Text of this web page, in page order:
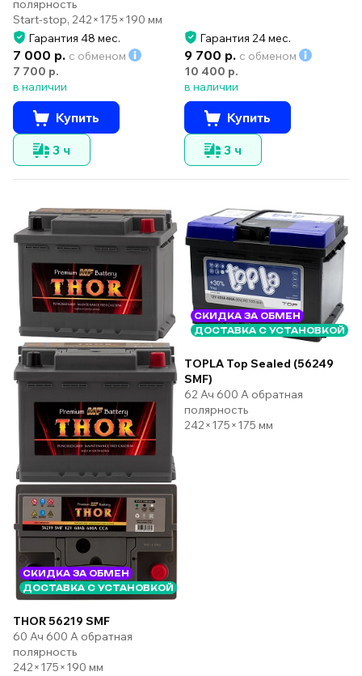
полярность
Start-stop, 242×175×190 мм
Гарантия 48 мес.
7 000 р. с обменом
7 700 р.
в наличии
Купить
3 ч
Гарантия 24 мес.
9 700 р. с обменом
10 400 р.
в наличии
Купить
3 ч
СКИДКА ЗА ОБМЕН
ДОСТАВКА С УСТАНОВКОЙ
THOR 56219 SMF
60 Ач 600 А обратная
полярность
242×175×190 мм
СКИДКА ЗА ОБМЕН
ДОСТАВКА С УСТАНОВКОЙ
TOPLA Top Sealed (56249
SMF)
62 Ач 600 А обратная
полярность
242×175×175 мм